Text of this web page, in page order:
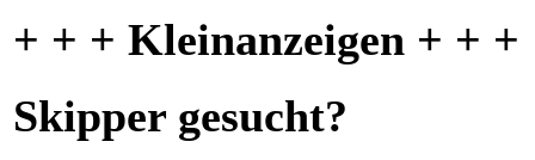
+ + + Kleinanzeigen + + +
Skipper gesucht?